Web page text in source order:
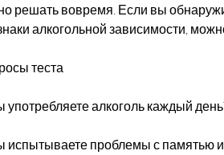
решать вовремя. Если вы
алкогольной зависимости,
теста
употребляете алкоголь каждый
испытываете проблемы с памятью